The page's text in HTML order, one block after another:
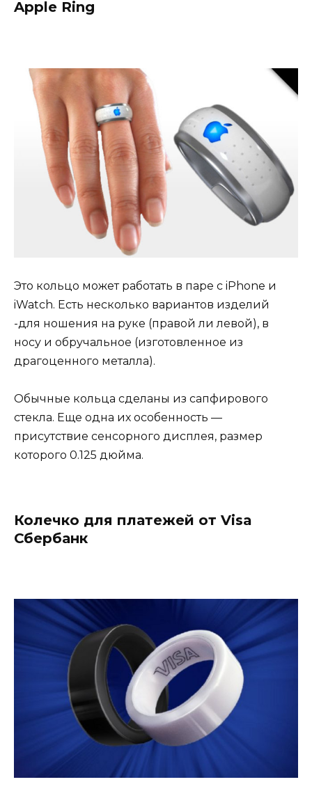
Apple Ring
Это кольцо может работать в паре с iPhone и
iWatch. Есть несколько вариантов изделий
-для ношения на руке (правой ли левой), в
носу и обручальное (изготовленное из
драгоценного металла).
Обычные кольца сделаны из сапфирового
стекла. Еще одна их особенность —
присутствие сенсорного дисплея, размер
которого 0.125 дюйма.
Колечко для платежей от Visa
Сбербанк